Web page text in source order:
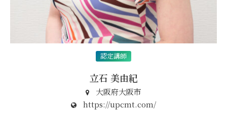
立石 美由紀
大阪府大阪市
https://upcmt.com/